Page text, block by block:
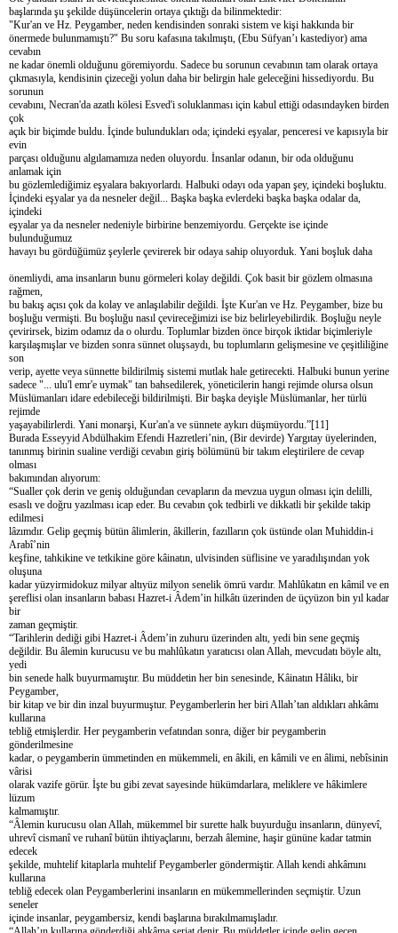
başlarında şu şekilde düşüncelerin ortaya çıktığı da bilinmektedir:
"Kur'an ve Hz. Peygamber, neden kendisinden sonraki sistem ve kişi hakkında bir
önermede bulunmamıştı?" Bu soru kafasına takılmıştı, (Ebu Süfyan’ı kastediyor) ama
cevabın
ne kadar önemli olduğunu göremiyordu. Sadece bu sorunun cevabının tam olarak ortaya
çıkmasıyla, kendisinin çizeceği yolun daha bir belirgin hale geleceğini hissediyordu. Bu
sorunun
cevabını, Necran'da azatlı kölesi Esved'i soluklanması için kabul ettiği odasındayken birden
çok
açık bir biçimde buldu. İçinde bulundukları oda; içindeki eşyalar, penceresi ve kapısıyla bir
evin
parçası olduğunu algılamamıza neden oluyordu. İnsanlar odanın, bir oda olduğunu
anlamak için
bu gözlemlediğimiz eşyalara bakıyorlardı. Halbuki odayı oda yapan şey, içindeki boşluktu.
İçindeki eşyalar ya da nesneler değil... Başka başka evlerdeki başka başka odalar da,
içindeki
eşyalar ya da nesneler nedeniyle birbirine benzemiyordu. Gerçekte ise içinde
bulunduğumuz
havayı bu gördüğümüz şeylerle çevirerek bir odaya sahip oluyorduk. Yani boşluk daha
önemliydi, ama insanların bunu görmeleri kolay değildi. Çok basit bir gözlem olmasına
rağmen,
bu bakış açısı çok da kolay ve anlaşılabilir değildi. İşte Kur'an ve Hz. Peygamber, bize bu
boşluğu vermişti. Bu boşluğu nasıl çevireceğimizi ise biz belirleyebilirdik. Boşluğu neyle
çevirirsek, bizim odamız da o olurdu. Toplumlar bizden önce birçok iktidar biçimleriyle
karşılaşmışlar ve bizden sonra sünnet oluşsaydı, bu toplumların gelişmesine ve çeşitliliğine
son
verip, ayette veya sünnette bildirilmiş sistemi mutlak hale getirecekti. Halbuki bunun yerine
sadece "... ulu'l emr'e uymak" tan bahsedilerek, yöneticilerin hangi rejimde olursa olsun
Müslümanları idare edebileceği bildirilmişti. Bir başka deyişle Müslümanlar, her türlü
rejimde
yaşayabilirlerdi. Yani monarşi, Kur'an'a ve sünnete aykırı düşmüyordu.”[11]
Burada Esseyyid Abdülhakim Efendi Hazretleri’nin, (Bir devirde) Yargıtay üyelerinden,
tanınmış birinin sualine verdiği cevabın giriş bölümünü bir takım eleştirilere de cevap
olması
bakımından alıyorum:
“Sualler çok derin ve geniş olduğundan cevapların da mevzua uygun olması için delilli,
esaslı ve doğru yazılması icap eder. Bu cevabın çok tedbirli ve dikkatli bir şekilde takip
edilmesi
lâzımdır. Gelip geçmiş bütün âlimlerin, âkillerin, fazılların çok üstünde olan Muhiddin-i
Arabî’nin
keşfine, tahkikine ve tetkikine göre kâinatın, ulvisinden süflisine ve yaradılışından yok
oluşuna
kadar yüzyirmidokuz milyar altıyüz milyon senelik ömrü vardır. Mahlûkatın en kâmil ve en
şereflisi olan insanların babası Hazret-i Âdem’in hilkâtı üzerinden de üçyüzon bin yıl kadar
bir
zaman geçmiştir.
“Tarihlerin dediği gibi Hazret-i Âdem’in zuhuru üzerinden altı, yedi bin sene geçmiş
değildir. Bu âlemin kurucusu ve bu mahlûkatın yaratıcısı olan Allah, mevcudatı böyle altı,
yedi
bin senede halk buyurmamıştır. Bu müddetin her bin senesinde, Kâinatın Hâlikı, bir
Peygamber,
bir kitap ve bir din inzal buyurmuştur. Peygamberlerin her biri Allah’tan aldıkları ahkâmı
kullarına
tebliğ etmişlerdir. Her peygamberin vefatından sonra, diğer bir peygamberin
gönderilmesine
kadar, o peygamberin ümmetinden en mükemmeli, en âkili, en kâmili ve en âlimi, nebîsinin
vârisi
olarak vazife görür. İşte bu gibi zevat sayesinde hükümdarlara, meliklere ve hâkimlere
lüzum
kalmamıştır.
“Âlemin kurucusu olan Allah, mükemmel bir surette halk buyurduğu insanların, dünyevî,
uhrevî cismanî ve ruhanî bütün ihtiyaçlarını, berzah âlemine, haşir gününe kadar tatmin
edecek
şekilde, muhtelif kitaplarla muhtelif Peygamberler göndermiştir. Allah kendi ahkâmını
kullarına
tebliğ edecek olan Peygamberlerini insanların en mükemmellerinden seçmiştir. Uzun
seneler
içinde insanlar, peygambersiz, kendi başlarına bırakılmamışladır.